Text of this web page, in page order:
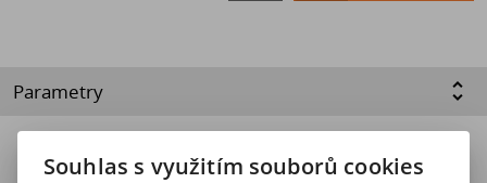
Parametry
Přilnavost na
leduSouhlas s využitím souborů cookies